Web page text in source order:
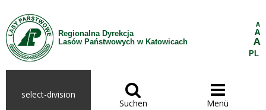
Zum Inhalt wechseln
Regionalna Dyrekcja
Lasów Państwowych w Katowicach
A
A
A
PL
select-division 
Suchen

Menü